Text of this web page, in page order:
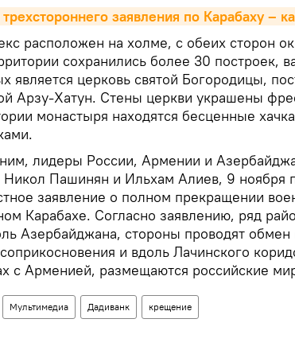
заявления по Карабаху –
расположен на холме, с обеих сторон
сохранились более 30 построек,
является церковь святой Богородицы,
Арзу-Хатун. Стены церкви украшены
монастыря находятся бесценные
лидеры России, Армении и
Никол Пашинян и Ильхам Алиев, 9 ноября
заявление о полном прекращении
Карабахе. Согласно заявлению, ряд
Азербайджана, стороны проводят
и вдоль Лачинского
с Арменией, размещаются российские
Мультимедиа Дадиванк крещение